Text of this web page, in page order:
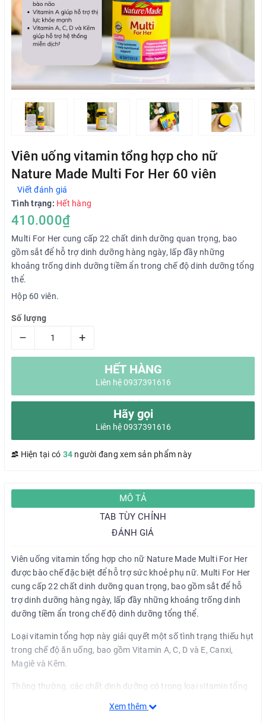
Viên uống vitamin tổng hợp cho nữ
Nature Made Multi For Her 60 viên
Viết đánh giá
Tình trạng: Hết hàng
410.000₫
Multi For Her cung cấp 22 chất dinh dưỡng quan trọng, bao
gồm sắt để hỗ trợ dinh dưỡng hàng ngày, lấp đầy những
khoảng trống dinh dưỡng tiềm ẩn trong chế độ dinh dưỡng tổng
thể.
Hộp 60 viên.
Số lượng
– +
HẾT HÀNG
Liên hệ 0937391616
Hãy gọi
Liên hệ 0937391616
Hiện tại có 34 người đang xem sản phẩm này
MÔ TẢ
TAB TÙY CHỈNH
ĐÁNH GIÁ
Viên uống vitamin tổng hợp cho nữ Nature Made Multi For Her
được bào chế đặc biệt để hỗ trợ sức khoẻ phụ nữ. Multi For Her
cung cấp 22 chất dinh dưỡng quan trọng, bao gồm sắt để hỗ
trợ dinh dưỡng hàng ngày, lấp đầy những khoảng trống dinh
dưỡng tiềm ẩn trong chế độ dinh dưỡng tổng thể.
Loại vitamin tổng hợp này giải quyết một số tình trạng thiếu hụt
trong chế độ ăn uống, bao gồm Vitamin A, C, D và E, Canxi,
Magiê và Kẽm.
Thông thường, các chất dinh dưỡng có trong loại vitamin tổng
loại thực phẩm, bao gồm ăn nhiều rau và trái cây, ngũ cốc
Xem thêm